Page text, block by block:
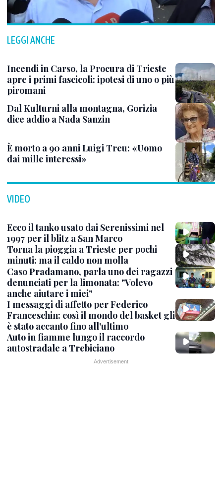
LEGGI ANCHE
Incendi in Carso, la Procura di Trieste
apre i primi fascicoli: ipotesi di uno o più
piromani
Dal Kulturni alla montagna, Gorizia
dice addio a Nada Sanzin
È morto a 90 anni Luigi Treu: «Uomo
dai mille interessi»
VIDEO
Ecco il tanko usato dai Serenissimi nel
1997 per il blitz a San Marco
Torna la pioggia a Trieste per pochi
minuti: ma il caldo non molla
Caso Pradamano, parla uno dei ragazzi
denunciati per la limonata: "Volevo
anche aiutare i miei"
I messaggi di affetto per Federico
Franceschin: così il mondo del basket gli
è stato accanto fino all’ultimo
Auto in fiamme lungo il raccordo
autostradale a Trebiciano